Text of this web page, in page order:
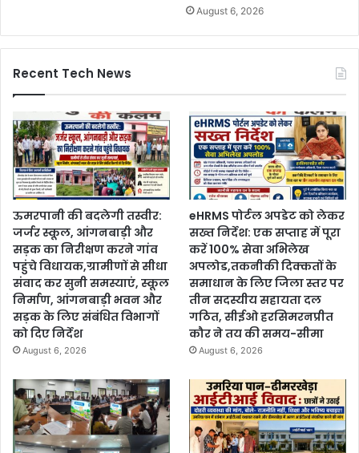
August 6, 2026
Recent Tech News
ऊमरपानी की बदलेगी तस्वीर:
जर्जर स्कूल, आंगनबाड़ी और
सड़क का निरीक्षण करने गांव
पहुंचे विधायक,ग्रामीणों से सीधा
संवाद कर सुनी समस्याएं, स्कूल
निर्माण, आंगनबाड़ी भवन और
सड़क के लिए संबंधित विभागों
को दिए निर्देश
August 6, 2026
eHRMS पोर्टल अपडेट को लेकर
सख्त निर्देश: एक सप्ताह में पूरा
करें 100% सेवा अभिलेख
अपलोड,तकनीकी दिक्कतों के
समाधान के लिए जिला स्तर पर
तीन सदस्यीय सहायता दल
गठित, सीईओ हरसिमरनप्रीत
कौर ने तय की समय-सीमा
August 6, 2026